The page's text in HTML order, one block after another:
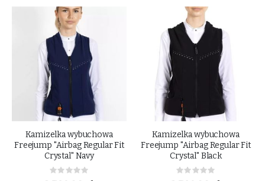
Kamizelka wybuchowa
Freejump "Airbag Regular Fit
Crystal" Navy
Rating:
Kamizelka wybuchowa
Freejump "Airbag Regular Fit
Crystal" Black
Rating: